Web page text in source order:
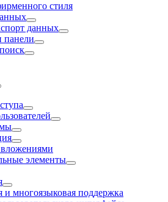
стиля
данных
панели
элементы
и многоязыковая поддержка